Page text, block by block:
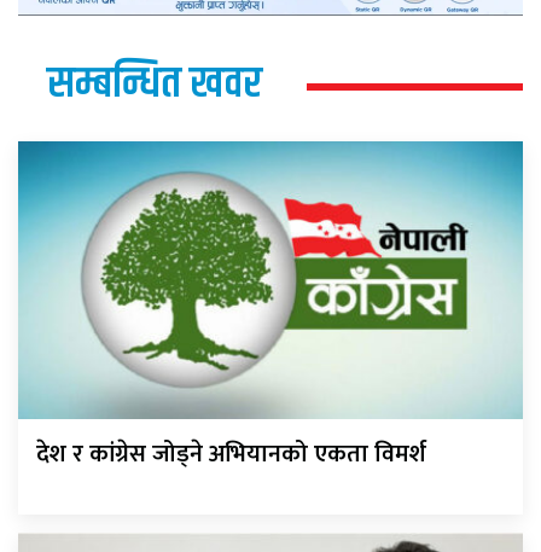
सम्बन्धित खवर
देश र कांग्रेस जोड्ने अभियानको एकता विमर्श